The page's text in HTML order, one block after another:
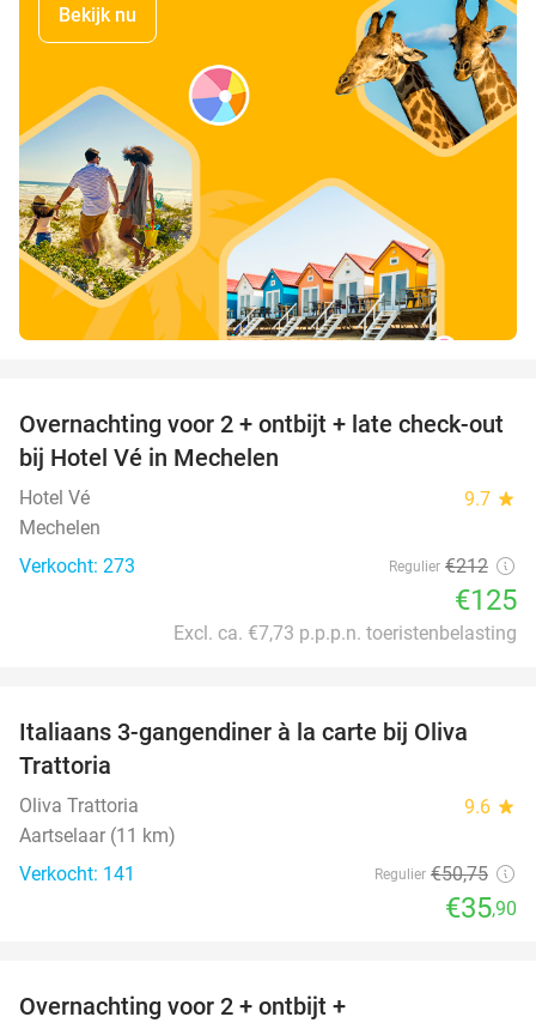
Bekijk nu
41%
Overnachting voor 2 + ontbijt + late check-out
bij Hotel Vé in Mechelen
Hotel Vé 9.7 star
Mechelen
Verkocht: 273
Regulier €212
€125
Excl. ca. €7,73 p.p.p.n. toeristenbelasting
29%
Italiaans 3-gangendiner à la carte bij Oliva
Trattoria
Oliva Trattoria 9.6 star
Aartselaar (11 km)
Verkocht: 141
Regulier €50,75
€35,90
Overnachting voor 2 + ontbijt +